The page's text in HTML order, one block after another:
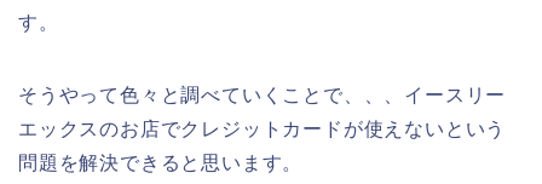
す。
そうやって色々と調べていくことで、、、イースリー
エックスのお店でクレジットカードが使えないという
問題を解決できると思います。